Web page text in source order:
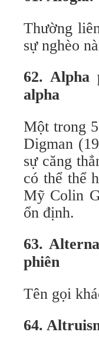
Thường
sự nghèo
62. Alpha
alpha
Một trong
Digman
sự căng
có thể thể
Mỹ Colin
ổn định.
63.
phiên
Tên gọi
64.